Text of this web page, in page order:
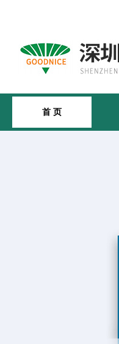
首 页